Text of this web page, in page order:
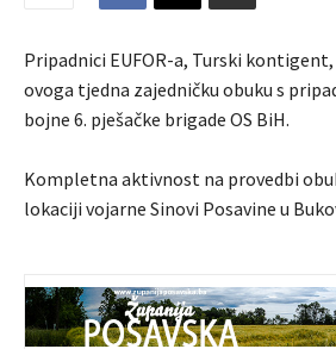
Pripadnici EUFOR-a, Turski
ovoga tjedna zajedničku obuku s
bojne 6. pješačke brigade OS BiH.
Kompletna aktivnost na provedbi
lokaciji vojarne Sinovi Posavine u